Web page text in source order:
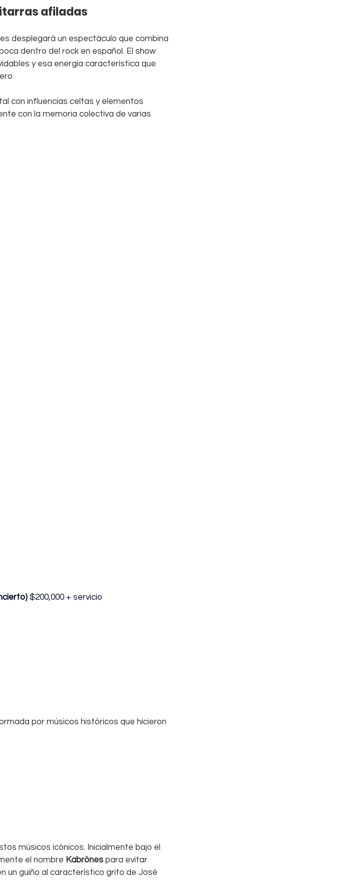
afiladas
desplegará un espectáculo que combina
dentro del rock en español. El show
y esa energía característica que
con influencias celtas y elementos
con la memoria colectiva de varias
$200,000 + servicio
por músicos históricos que hicieron
músicos icónicos. Inicialmente bajo el
el nombre Kabrönes para evitar
un guiño al característico grito de José